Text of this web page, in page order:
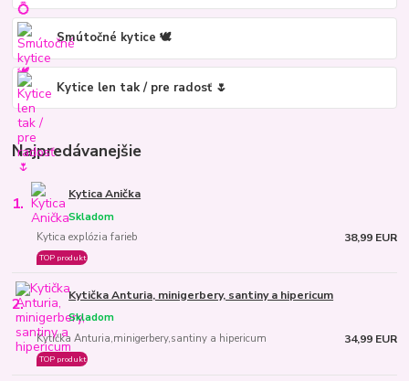
Smútočné kytice 🕊️
Kytice len tak / pre radosť 🌷
Najpredávanejšie
1. Kytica Anička
Kytica explózia farieb
Skladom
TOP produkt
38,99 EUR
2. Kytička Anturia, minigerbery, santiny a hipericum
Kytička Anturia,minigerbery,santiny a hipericum
Skladom
TOP produkt
34,99 EUR